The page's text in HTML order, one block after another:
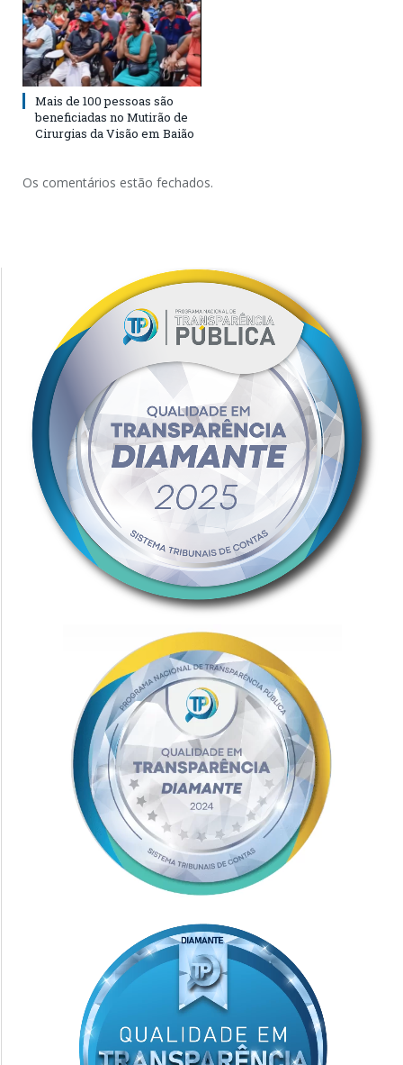
Mais de 100 pessoas são
beneficiadas no Mutirão de
Cirurgias da Visão em Baião
Os comentários estão fechados.